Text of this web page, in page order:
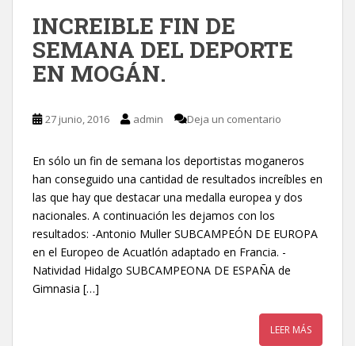
INCREIBLE FIN DE
SEMANA DEL DEPORTE
EN MOGÁN.
27 junio, 2016 admin Deja un comentario
En sólo un fin de semana los deportistas moganeros
han conseguido una cantidad de resultados increíbles en
las que hay que destacar una medalla europea y dos
nacionales. A continuación les dejamos con los
resultados: -Antonio Muller SUBCAMPEÓN DE EUROPA
en el Europeo de Acuatlón adaptado en Francia. -
Natividad Hidalgo SUBCAMPEONA DE ESPAÑA de
Gimnasia […]
LEER MÁS